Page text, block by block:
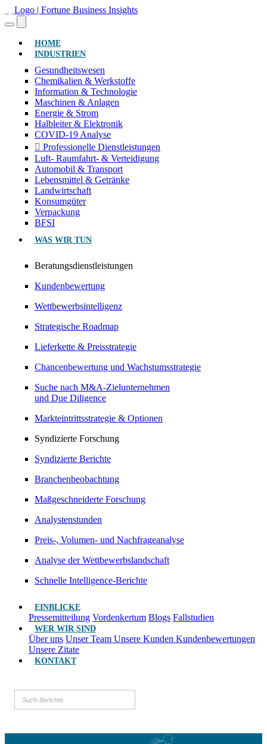
HOME(AKTUELL)
INDUSTRIEN
Gesundheitswesen
Chemikalien & Werkstoffe
Information & Technologie
Maschinen & Anlagen
Energie & Strom
Halbleiter & Elektronik
COVID-19 Analyse
Professionelle Dienstleistungen
Luft- Raumfahrt- & Verteidigung
Automobil & Transport
Lebensmittel & Getränke
Landwirtschaft
Konsumgüter
Verpackung
BFSI
WAS WIR TUN
Beratungsdienstleistungen
Kundenbewertung
Wettbewerbsintelligenz
Strategische Roadmap
Lieferkette & Preisstrategie
Chancenbewertung und Wachstumsstrategie
Suche nach M&A-Zielunternehmen
und Due Diligence
Markteintrittsstrategie & Optionen
Syndizierte Forschung
Syndizierte Berichte
Branchenbeobachtung
Maßgeschneiderte Forschung
Analystenstunden
Preis-, Volumen- und Nachfrageanalyse
Analyse der Wettbewerbslandschaft
Schnelle Intelligence-Berichte
EINBLICKE
Pressemitteilung Vordenkertum Blogs Fallstudien
WER WIR SIND
Über uns Unser Team Unsere Kunden Kundenbewertungen
Unsere Zitate
KONTAKT